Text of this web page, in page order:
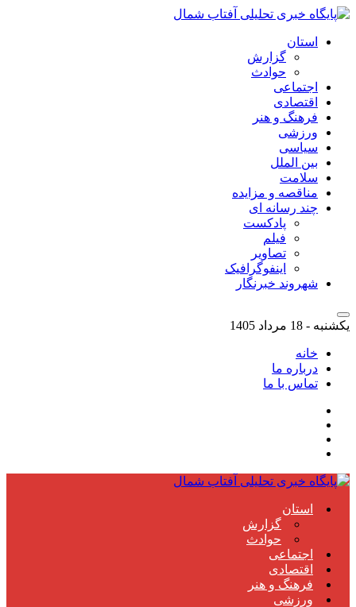
استان
گزارش
حوادث
اجتماعی
اقتصادی
فرهنگ و هنر
ورزشی
سیاسی
بین الملل
سلامت
مناقصه و مزایده
چند رسانه ای
پادکست
فیلم
تصاویر
اینفوگرافیک
شهروند خبرنگار
یکشنبه - 18 مرداد 1405
خانه
درباره ما
تماس با ما
استان
گزارش
حوادث
اجتماعی
اقتصادی
فرهنگ و هنر
ورزشی